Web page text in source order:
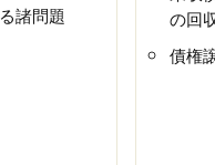
諸問題
の回
債権